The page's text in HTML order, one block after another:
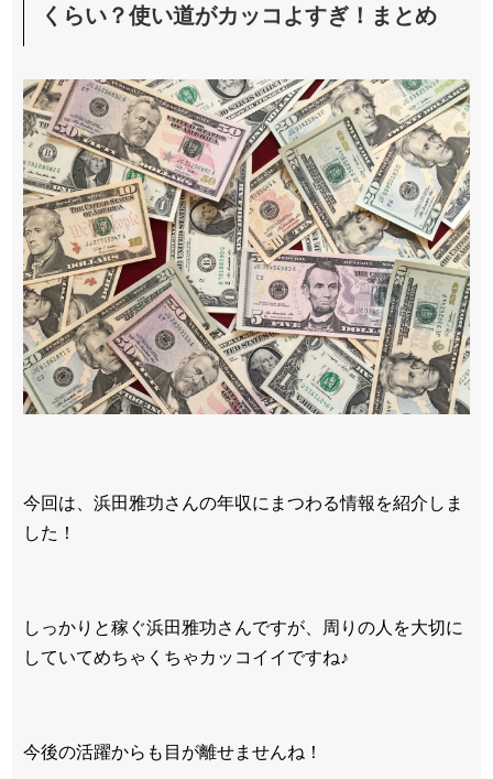
くらい？使い道がカッコよすぎ！まとめ
今回は、浜田雅功さんの年収にまつわる情報を紹介しま
した！
しっかりと稼ぐ浜田雅功さんですが、周りの人を大切に
していてめちゃくちゃカッコイイですね♪
今後の活躍からも目が離せませんね！